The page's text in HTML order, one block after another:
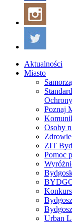
Aktualności
Miasto
Poznaj
Osoby
Zdrowie
ZIT
Pomoc
Urban